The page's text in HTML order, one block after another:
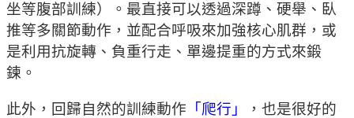
坐等腹部訓練）。最直接可以透過深蹲、硬舉、臥
推等多關節動作，並配合呼吸來加強核心肌群，或
是利用抗旋轉、負重行走、單邊提重的方式來鍛
鍊。
此外，回歸自然的訓練動作 「爬行」
，也是很好的